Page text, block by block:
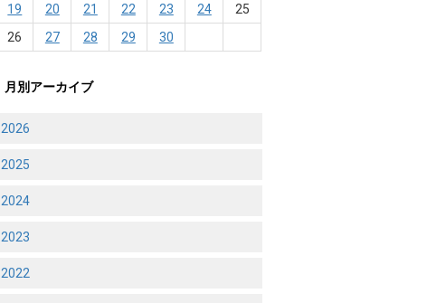
19
20 21 22 23 24
25
26
27 28 29 30
月別アーカイブ
2026
2025
2024
2023
2022